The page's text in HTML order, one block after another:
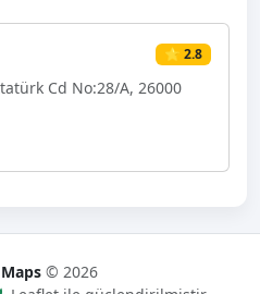
⭐ 2.8
Cd No:28/A, 26000
© 2026